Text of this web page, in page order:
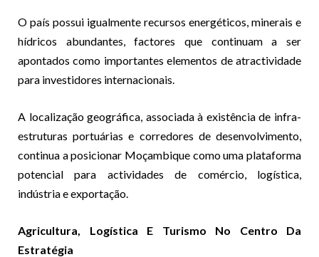
O país possui igualmente recursos energéticos, minerais e
hídricos abundantes, factores que continuam a ser
apontados como importantes elementos de atractividade
para investidores internacionais.
A localização geográfica, associada à existência de infra-
estruturas portuárias e corredores de desenvolvimento,
continua a posicionar Moçambique como uma plataforma
potencial para actividades de comércio, logística,
indústria e exportação.
Agricultura, Logística E Turismo No Centro Da
Estratégia